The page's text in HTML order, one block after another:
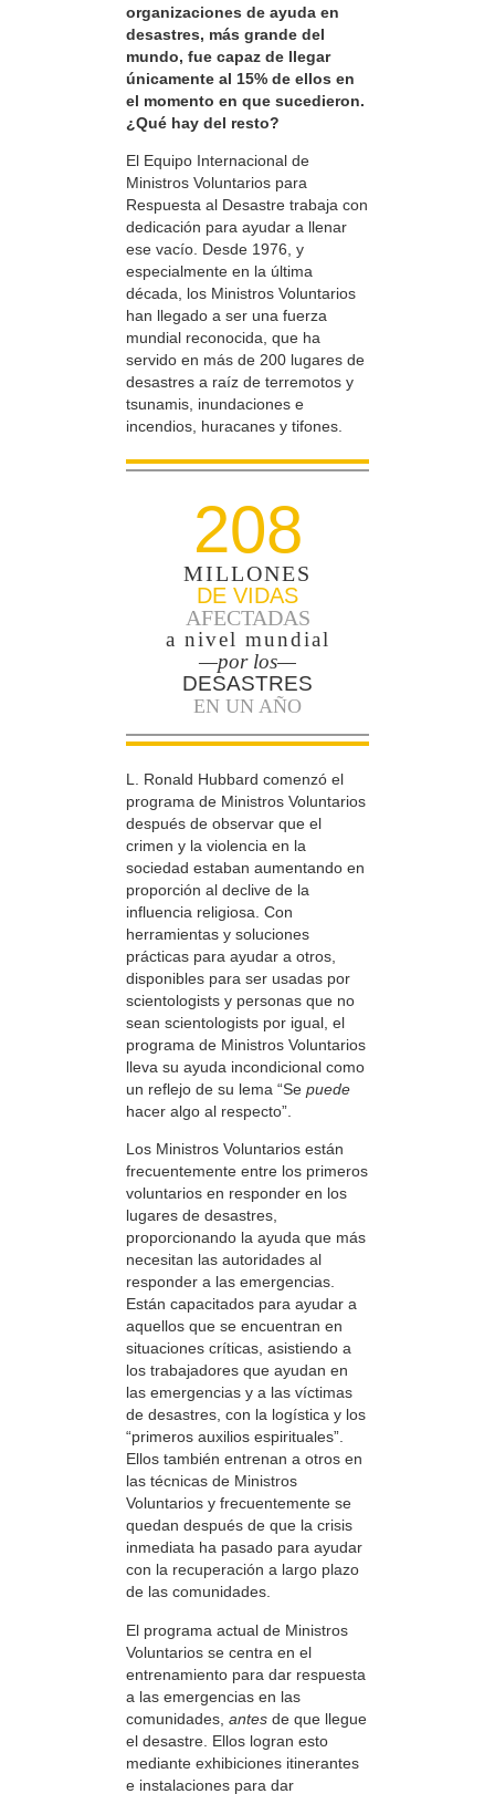
organizaciones de ayuda en
desastres, más grande del
mundo, fue capaz de llegar
únicamente al 15% de ellos en
el momento en que sucedieron.
¿Qué hay del resto?
El Equipo Internacional de
Ministros Voluntarios para
Respuesta al Desastre trabaja con
dedicación para ayudar a llenar
ese vacío. Desde 1976, y
especialmente en la última
década, los Ministros Voluntarios
han llegado a ser una fuerza
mundial reconocida, que ha
servido en más de 200 lugares de
desastres a raíz de terremotos y
tsunamis, inundaciones e
incendios, huracanes y tifones.
208
MILLONES
DE VIDAS
AFECTADAS
a nivel mundial
—por los—
DESASTRES
EN UN AÑO
L. Ronald Hubbard comenzó el
programa de Ministros Voluntarios
después de observar que el
crimen y la violencia en la
sociedad estaban aumentando en
proporción al declive de la
influencia religiosa. Con
herramientas y soluciones
prácticas para ayudar a otros,
disponibles para ser usadas por
scientologists y personas que no
sean scientologists por igual, el
programa de Ministros Voluntarios
lleva su ayuda incondicional como
un reflejo de su lema “Se puede
hacer algo al respecto”.
Los Ministros Voluntarios están
frecuentemente entre los primeros
voluntarios en responder en los
lugares de desastres,
proporcionando la ayuda que más
necesitan las autoridades al
responder a las emergencias.
Están capacitados para ayudar a
aquellos que se encuentran en
situaciones críticas, asistiendo a
los trabajadores que ayudan en
las emergencias y a las víctimas
de desastres, con la logística y los
“primeros auxilios espirituales”.
Ellos también entrenan a otros en
las técnicas de Ministros
Voluntarios y frecuentemente se
quedan después de que la crisis
inmediata ha pasado para ayudar
con la recuperación a largo plazo
de las comunidades.
El programa actual de Ministros
Voluntarios se centra en el
entrenamiento para dar respuesta
a las emergencias en las
comunidades, antes de que llegue
el desastre. Ellos logran esto
mediante exhibiciones itinerantes
e instalaciones para dar